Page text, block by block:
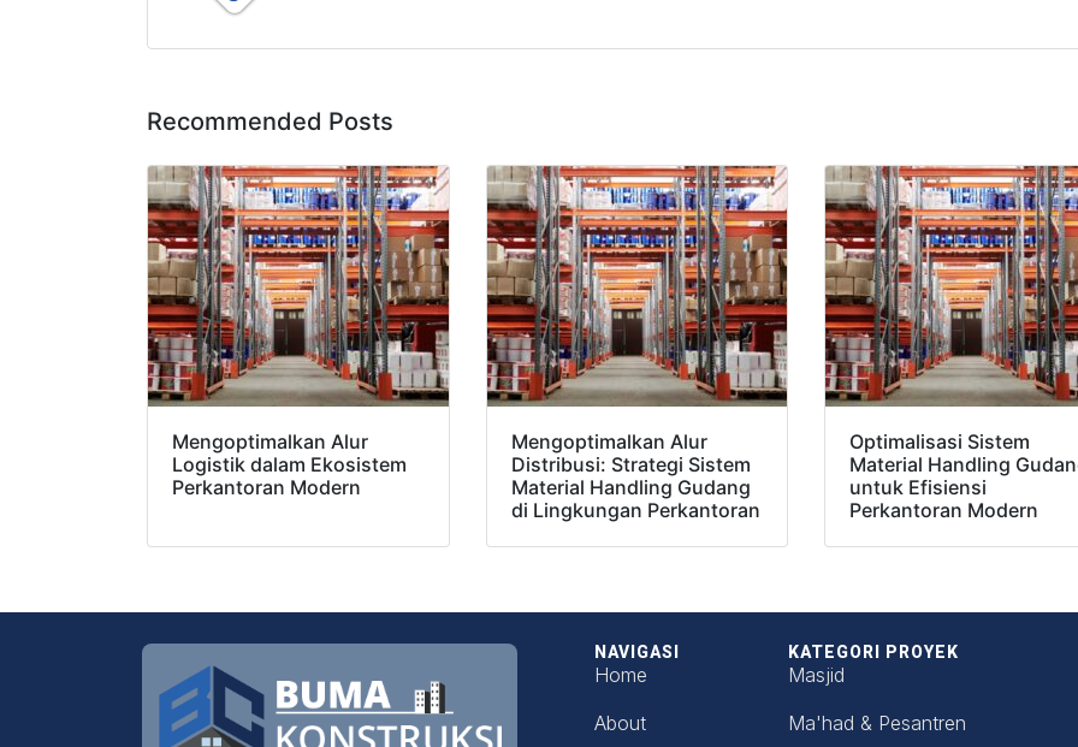
Recommended Posts
Mengoptimalkan Alur
Logistik dalam Ekosistem
Perkantoran Modern
Mengoptimalkan Alur
Distribusi: Strategi Sistem
Material Handling Gudang
di Lingkungan Perkantoran
Optimalisasi Sistem
Material Handling
untuk Efisiensi
Perkantoran Modern
NAVIGASI
Home
About
KATEGORI PROYEK
Masjid
Ma'had & Pesantren